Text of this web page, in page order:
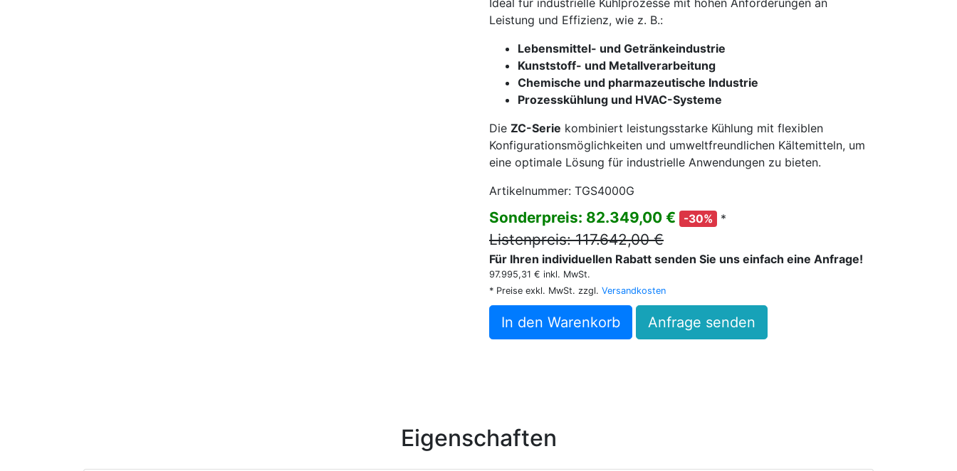
Ideal für industrielle Kühlprozesse mit hohen Anforderungen an
Leistung und Effizienz, wie z. B.:
Lebensmittel- und Getränkeindustrie
Kunststoff- und Metallverarbeitung
Chemische und pharmazeutische Industrie
Prozesskühlung und HVAC-Systeme
Die ZC-Serie kombiniert leistungsstarke Kühlung mit flexiblen
Konfigurationsmöglichkeiten und umweltfreundlichen Kältemitteln, um
eine optimale Lösung für industrielle Anwendungen zu bieten.
Artikelnummer: TGS4000G
Sonderpreis: 82.349,00 € -30% *
Listenpreis: 117.642,00 €
Für Ihren individuellen Rabatt senden Sie uns einfach eine Anfrage!
97.995,31 € inkl. MwSt.
* Preise exkl. MwSt. zzgl. Versandkosten
In den Warenkorb Anfrage senden
Eigenschaften